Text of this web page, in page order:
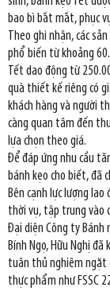
bao bì bắt mắt, phục
Theo ghi nhận, các
phổ biến từ khoảng
Tết dao động từ
quà thiết kế riêng có
khách hàng và người
càng quan tâm đến
lựa chọn theo giá.
Để đáp ứng nhu cầu
bánh kẹo cho biết, đã
Bên cạnh lực lượng
thời vụ, tập trung vào
Đại diện Công ty Bánh
Bính Ngọ, Hữu Nghị
tuân thủ nghiêm ngặt
thực phẩm như FSSC